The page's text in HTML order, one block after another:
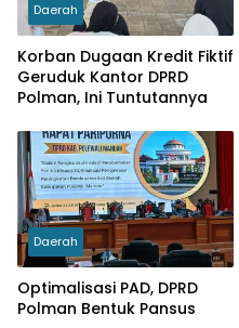
Daerah
Korban Dugaan Kredit Fiktif
Geruduk Kantor DPRD
Polman, Ini Tuntutannya
Daerah
Optimalisasi PAD, DPRD
Polman Bentuk Pansus